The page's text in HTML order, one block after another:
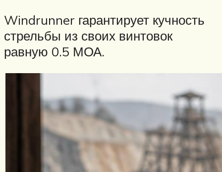
Windrunner гарантирует кучность
стрельбы из своих винтовок
равную 0.5 МОА.